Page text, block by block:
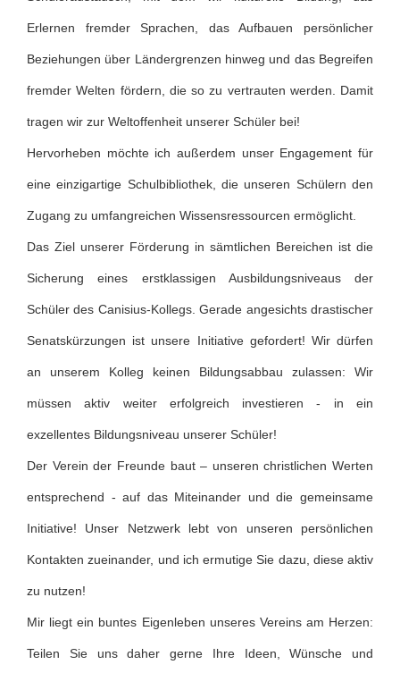
Erlernen fremder Sprachen, das Aufbauen persönlicher
Beziehungen über Ländergrenzen hinweg und das Begreifen
fremder Welten fördern, die so zu vertrauten werden. Damit
tragen wir zur Weltoffenheit unserer Schüler bei!
Hervorheben möchte ich außerdem unser Engagement für
eine einzigartige Schulbibliothek, die unseren Schülern den
Zugang zu umfangreichen Wissensressourcen ermöglicht.
Das Ziel unserer Förderung in sämtlichen Bereichen ist die
Sicherung eines erstklassigen Ausbildungsniveaus der
Schüler des Canisius-Kollegs. Gerade angesichts drastischer
Senatskürzungen ist unsere Initiative gefordert! Wir dürfen
an unserem Kolleg keinen Bildungsabbau zulassen: Wir
müssen aktiv weiter erfolgreich investieren - in ein
exzellentes Bildungsniveau unserer Schüler!
Der Verein der Freunde baut – unseren christlichen Werten
entsprechend - auf das Miteinander und die gemeinsame
Initiative! Unser Netzwerk lebt von unseren persönlichen
Kontakten zueinander, und ich ermutige Sie dazu, diese aktiv
zu nutzen!
Mir liegt ein buntes Eigenleben unseres Vereins am Herzen:
Teilen Sie uns daher gerne Ihre Ideen, Wünsche und